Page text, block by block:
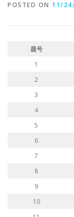
POSTED ON 11/
题号
1
2
3
4
5
6
7
8
9
10